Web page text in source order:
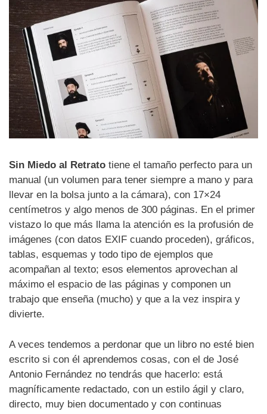
Sin Miedo al Retrato tiene el tamaño perfecto para un
manual (un volumen para tener siempre a mano y para
llevar en la bolsa junto a la cámara), con 17×24
centímetros y algo menos de 300 páginas. En el primer
vistazo lo que más llama la atención es la profusión de
imágenes (con datos EXIF cuando proceden), gráficos,
tablas, esquemas y todo tipo de ejemplos que
acompañan al texto; esos elementos aprovechan al
máximo el espacio de las páginas y componen un
trabajo que enseña (mucho) y que a la vez inspira y
divierte.
A veces tendemos a perdonar que un libro no esté bien
escrito si con él aprendemos cosas, con el de José
Antonio Fernández no tendrás que hacerlo: está
magníficamente redactado, con un estilo ágil y claro,
directo, muy bien documentado y con continuas